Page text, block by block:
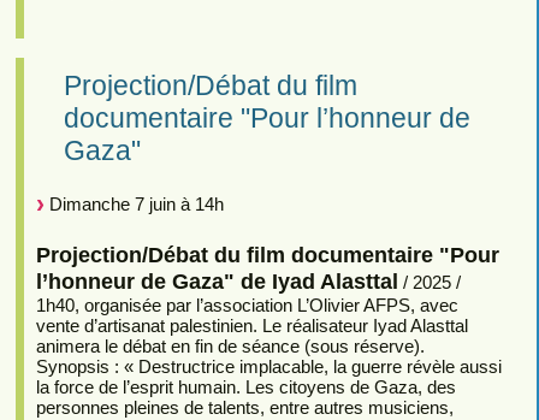
Projection/Débat du film
documentaire "Pour l’honneur de
Gaza"
Dimanche 7 juin à 14h
Projection/Débat du film documentaire "Pour
l’honneur de Gaza" de Iyad Alasttal / 2025 /
1h40, organisée par l’association L’Olivier AFPS, avec
vente d’artisanat palestinien. Le réalisateur Iyad Alasttal
animera le débat en fin de séance (sous réserve).
Synopsis : « Destructrice implacable, la guerre révèle aussi
la force de l’esprit humain. Les citoyens de Gaza, des
personnes pleines de talents, entre autres musiciens,